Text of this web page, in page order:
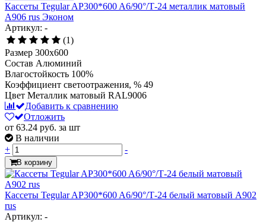
Кассеты Tegular AP300*600 A6/90°/Т-24 металлик матовый
А906 rus Эконом
Артикул: -
(1)
Размер 300x600
Состав Алюминий
Влагостойкость 100%
Коэффициент светоотражения, % 49
Цвет Металлик матовый RAL9006
Добавить к сравнению
Отложить
от 63.24 руб. за шт
В наличии
+
-
В корзину
Кассеты Tegular AP300*600 A6/90°/Т-24 белый матовый А902
rus
Артикул: -